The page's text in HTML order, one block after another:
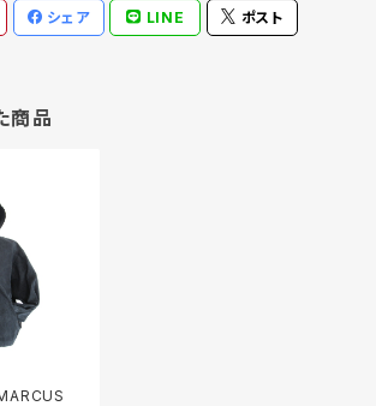
シェア LINE ポスト
商品
ARCHIVE MARCUS